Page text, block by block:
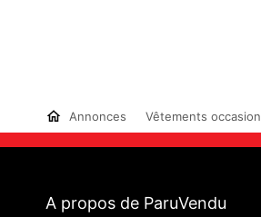
Annonces Vêtements occasion
A propos de ParuVendu